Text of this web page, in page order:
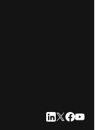
LinkedIn
Twitter